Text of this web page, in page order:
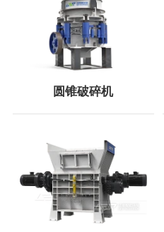
圆锥破碎机